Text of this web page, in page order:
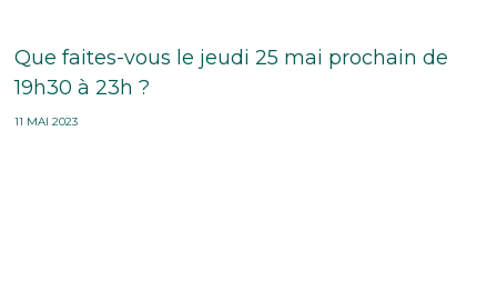
Que faites-vous le jeudi 25 mai prochain de
19h30 à 23h ?
11 MAI 2023